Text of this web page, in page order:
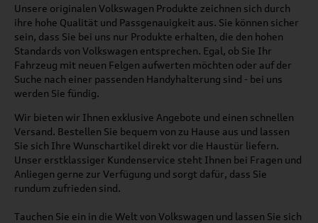
Unsere originalen Volkswagen Produkte zeichnen sich durch
ihre hohe Qualität und Passgenauigkeit aus. Sie können sicher
sein, dass Sie bei uns nur Produkte erhalten, die den hohen
Standards von Volkswagen entsprechen. Egal, ob Sie Ihr
Fahrzeug mit neuen Felgen aufwerten möchten oder auf der
Suche nach einer passenden Handyhalterung sind - bei uns
werden Sie fündig.
Wir bieten wir Ihnen exklusive Angebote und einen schnellen
Versand. Bestellen Sie bequem von zu Hause aus und lassen
Sie sich Ihre Wunschartikel direkt vor die Haustür liefern.
Unser erstklassiger Kundenservice steht Ihnen bei Fragen und
Anliegen gerne zur Verfügung und sorgt dafür, dass Sie
rundum zufrieden sind.
Tauchen Sie ein in die Welt von Volkswagen und lassen Sie sich